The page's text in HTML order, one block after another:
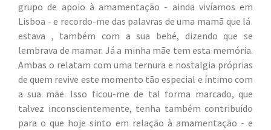
grupo de apoio ​à​ amamentação​ - ​ainda vivíamos em
Lisboa​ -​ e recordo-me das palavras de uma mamã que lá ​
estava , também com a sua bebé, dizendo que se
lembrava de mamar. Já a minha mãe tem esta memória.
Ambas o relatam com ​uma ternura e nostalgia próprias
de quem revive este momento tão especial e íntimo com
a sua mãe. Isso ficou-me de tal forma marcado, que
talvez inconsciente​mente, tenha também contribuído
para o que hoje sinto em relação ​à​ amamentação​ - e